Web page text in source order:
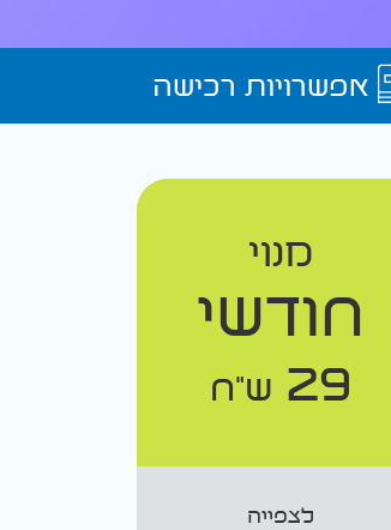
אפשרויות רכישה
מנוי
חודשי
29 ש"ח
לצפייה